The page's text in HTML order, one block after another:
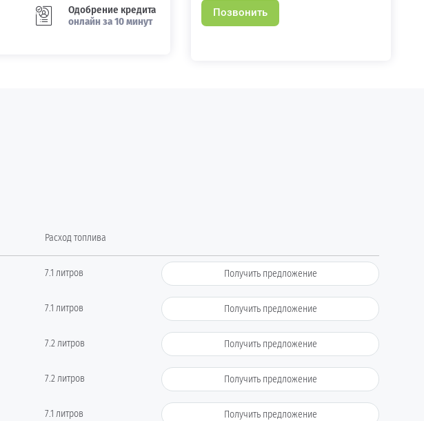
Одобрение кредита
онлайн за 10 минут
Позвонить
Расход топлива
7.1 литров Получить предложение
7.1 литров Получить предложение
7.2 литров Получить предложение
7.2 литров Получить предложение
7.1 литров Получить предложение